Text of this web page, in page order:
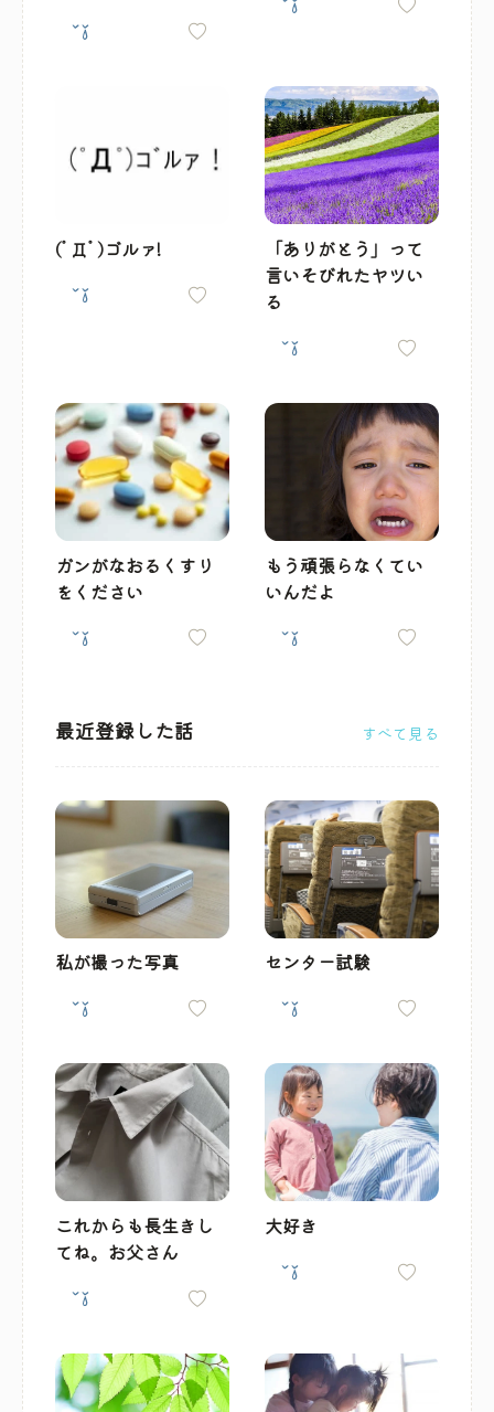
(ﾟДﾟ)ゴルァ!
「ありがとう」って
言いそびれたヤツい
る
ガンがなおるくすり
をください
もう頑張らなくてい
いんだよ
最近登録した話 すべて見る
私が撮った写真 センター試験
これからも長生きし
てね。お父さん
大好き